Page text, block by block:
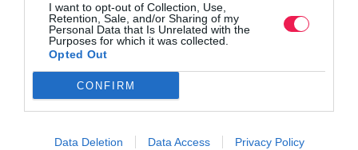
I want to opt-out of Collection, Use,
Retention, Sale, and/or Sharing of my
Personal Data that Is Unrelated with the
Purposes for which it was collected.
Opted Out
CONFIRM
Data Deletion Data Access Privacy Policy